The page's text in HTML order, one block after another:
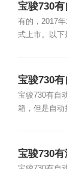
宝骏730有
有的，2017
式上市。以下
宝骏730有
宝骏730有自
箱，但是自动
宝骏730有